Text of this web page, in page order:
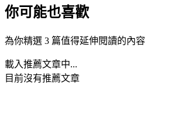
你可能也喜歡
為你精選 3 篇值得延伸閱讀的內容
載入推薦文章中...
目前沒有推薦文章